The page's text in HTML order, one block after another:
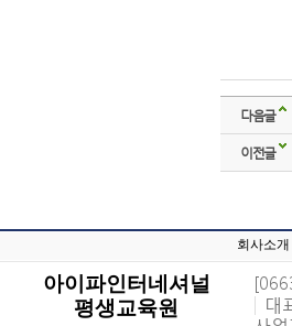
다음글
이전글
회사소개
아이파인터네셔널
평생교육원
| 대